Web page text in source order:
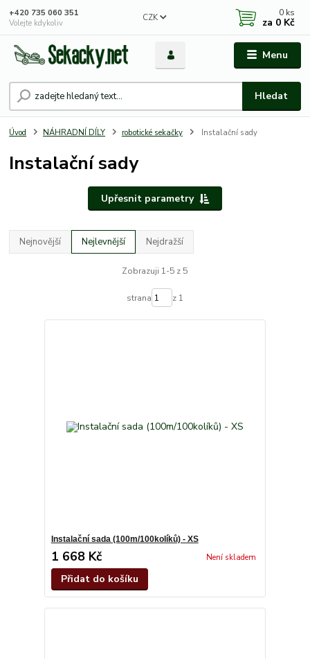
Menu
CZK
Hledat
+420 735 060 351
Volejte kdykoliv
0 ks
za 0 Kč
Úvod NÁHRADNÍ DÍLY robotické sekačky Instalační sady
Instalační sady
Upřesnit parametry
Nejnovější Nejlevnější Nejdražší
Zobrazuji 1-5 z 5
strana z 1
Instalační sada (100m/100kolíků) - XS
1 668 Kč Není skladem
Přidat do košíku